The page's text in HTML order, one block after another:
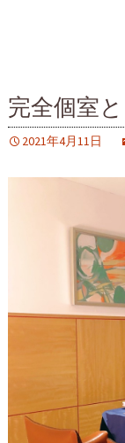
完全個室
2021年4月11日